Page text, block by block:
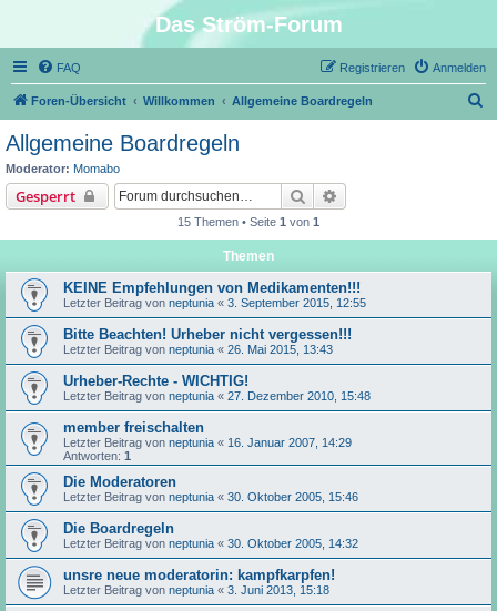
Das Ström-Forum
FAQ Anmelden
Registrieren
Foren-Übersicht Willkommen Allgemeine Boardregeln
Allgemeine Boardregeln
Moderator: Momabo
Gesperrt Suche
15 Themen • Seite 1 von 1
Themen
KEINE Empfehlungen von Medikamenten!!!
Letzter Beitrag von neptunia « 3. September 2015, 12:55
Bitte Beachten! Urheber nicht vergessen!!!
Letzter Beitrag von neptunia « 26. Mai 2015, 13:43
Urheber-Rechte - WICHTIG!
Letzter Beitrag von neptunia « 27. Dezember 2010, 15:48
member freischalten
Letzter Beitrag von neptunia « 16. Januar 2007, 14:29
Antworten: 1
Die Moderatoren
Letzter Beitrag von neptunia « 30. Oktober 2005, 15:46
Die Boardregeln
Letzter Beitrag von neptunia « 30. Oktober 2005, 14:32
unsre neue moderatorin: kampfkarpfen!
Letzter Beitrag von neptunia « 3. Juni 2013, 15:18